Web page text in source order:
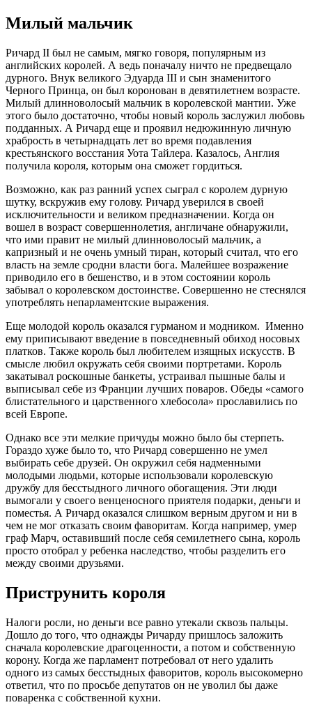
Милый мальчик
Ричард II был не самым, мягко говоря, популярным из
английских королей. А ведь поначалу ничто не предвещало
дурного. Внук великого Эдуарда III и сын знаменитого
Черного Принца, он был коронован в девятилетнем возрасте.
Милый длинноволосый мальчик в королевской мантии. Уже
этого было достаточно, чтобы новый король заслужил любовь
подданных. А Ричард еще и проявил недюжинную личную
храбрость в четырнадцать лет во время подавления
крестьянского восстания Уота Тайлера. Казалось, Англия
получила короля, которым она сможет гордиться.
Возможно, как раз ранний успех сыграл с королем дурную
шутку, вскружив ему голову. Ричард уверился в своей
исключительности и великом предназначении. Когда он
вошел в возраст совершеннолетия, англичане обнаружили,
что ими правит не милый длинноволосый мальчик, а
капризный и не очень умный тиран, который считал, что его
власть на земле сродни власти бога. Малейшее возражение
приводило его в бешенство, и в этом состоянии король
забывал о королевском достоинстве. Совершенно не стеснялся
употреблять непарламентские выражения.
Еще молодой король оказался гурманом и модником. Именно
ему приписывают введение в повседневный обиход носовых
платков. Также король был любителем изящных искусств. В
смысле любил окружать себя своими портретами. Король
закатывал роскошные банкеты, устраивал пышные балы и
выписывал себе из Франции лучших поваров. Обеды «самого
блистательного и царственного хлебосола» прославились по
всей Европе.
Однако все эти мелкие причуды можно было бы стерпеть.
Гораздо хуже было то, что Ричард совершенно не умел
выбирать себе друзей. Он окружил себя надменными
молодыми людьми, которые использовали королевскую
дружбу для бесстыдного личного обогащения. Эти люди
вымогали у своего венценосного приятеля подарки, деньги и
поместья. А Ричард оказался слишком верным другом и ни в
чем не мог отказать своим фаворитам. Когда например, умер
граф Марч, оставивший после себя семилетнего сына, король
просто отобрал у ребенка наследство, чтобы разделить его
между своими друзьями.
Приструнить короля
Налоги росли, но деньги все равно утекали сквозь пальцы.
Дошло до того, что однажды Ричарду пришлось заложить
сначала королевские драгоценности, а потом и собственную
корону. Когда же парламент потребовал от него удалить
одного из самых бесстыдных фаворитов, король высокомерно
ответил, что по просьбе депутатов он не уволил бы даже
поваренка с собственной кухни.